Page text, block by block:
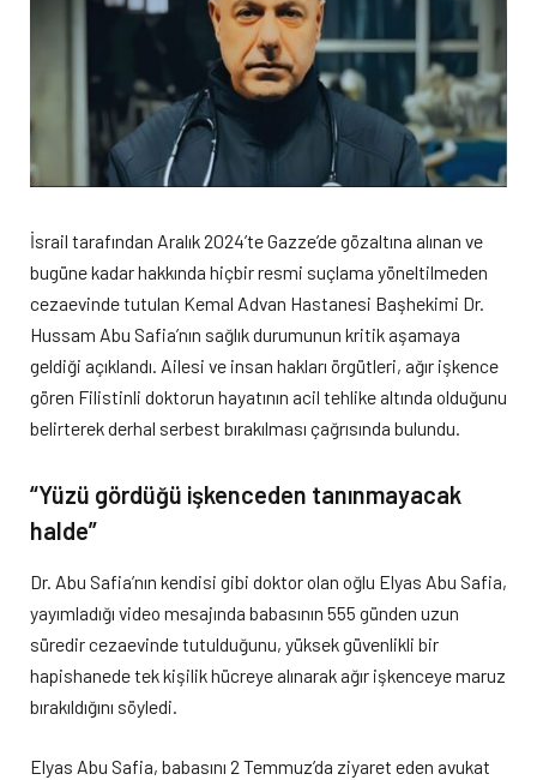
İsrail tarafından Aralık 2024’te Gazze’de gözaltına alınan ve
bugüne kadar hakkında hiçbir resmi suçlama yöneltilmeden
cezaevinde tutulan Kemal Advan Hastanesi Başhekimi Dr.
Hussam Abu Safia’nın sağlık durumunun kritik aşamaya
geldiği açıklandı. Ailesi ve insan hakları örgütleri, ağır işkence
gören Filistinli doktorun hayatının acil tehlike altında olduğunu
belirterek derhal serbest bırakılması çağrısında bulundu.
“Yüzü gördüğü işkenceden tanınmayacak
halde”
Dr. Abu Safia’nın kendisi gibi doktor olan oğlu Elyas Abu Safia,
yayımladığı video mesajında babasının 555 günden uzun
süredir cezaevinde tutulduğunu, yüksek güvenlikli bir
hapishanede tek kişilik hücreye alınarak ağır işkenceye maruz
bırakıldığını söyledi.
Elyas Abu Safia, babasını 2 Temmuz’da ziyaret eden avukat